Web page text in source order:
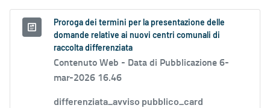
Proroga dei termini per la presentazione delle
domande relative ai nuovi centri comunali di
raccolta differenziata
Contenuto Web - Data di Pubblicazione 6-
mar-2026 16.46
differenziata_avviso pubblico_card